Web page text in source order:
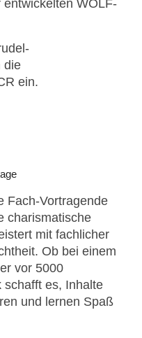
WOLF-
die
ein.
Fach-Vortragende
charismatische
mit fachlicher
Ob bei einem
vor 5000
schafft es, Inhalte
und lernen Spaß